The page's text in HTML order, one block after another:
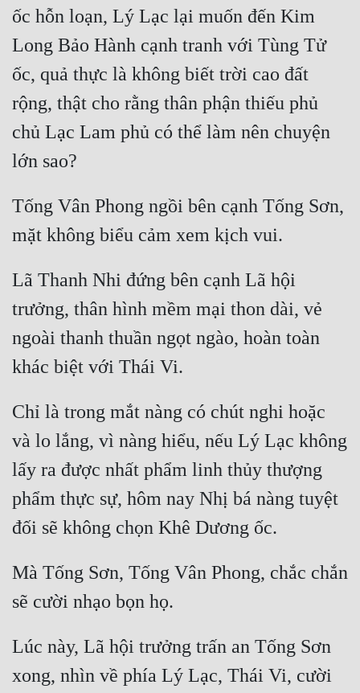
Đẹp Hiệp
Tính Cách Nhân Vật :
Cơ Trí
Sát Phạt Quyết Đoán
Vô Sỉ
Điềm Đạm
ốc hỗn loạn, Lý Lạc lại muốn đến Kim
Long Bảo Hành cạnh tranh với Tùng Tử
ốc, quả thực là không biết trời cao đất
rộng, thật cho rằng thân phận thiếu phủ
chủ Lạc Lam phủ có thể làm nên chuyện
Tống Vân Phong ngồi bên cạnh Tống Sơn,
Lã Thanh Nhi đứng bên cạnh Lã hội
trưởng, thân hình mềm mại thon dài, vẻ
ngoài thanh thuần ngọt ngào, hoàn toàn
Chỉ là trong mắt nàng có chút nghi hoặc
và lo lắng, vì nàng hiểu, nếu Lý Lạc không
lấy ra được nhất phẩm linh thủy thượng
phẩm thực sự, hôm nay Nhị bá nàng tuyệt
Mà Tống Sơn, Tống Vân Phong, chắc chắn
Lúc này, Lã hội trưởng trấn an Tống Sơn
xong, nhìn về phía Lý Lạc, Thái Vi, cười